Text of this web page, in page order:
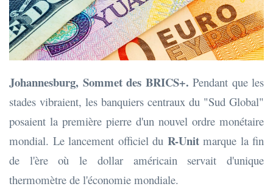
Johannesburg, Sommet des BRICS+. Pendant que les
stades vibraient, les banquiers centraux du "Sud Global"
posaient la première pierre d'un nouvel ordre monétaire
mondial. Le lancement officiel du R-Unitmarque la fin
de l'ère où le dollar américain servait d'unique
thermomètre de l'économie mondiale.